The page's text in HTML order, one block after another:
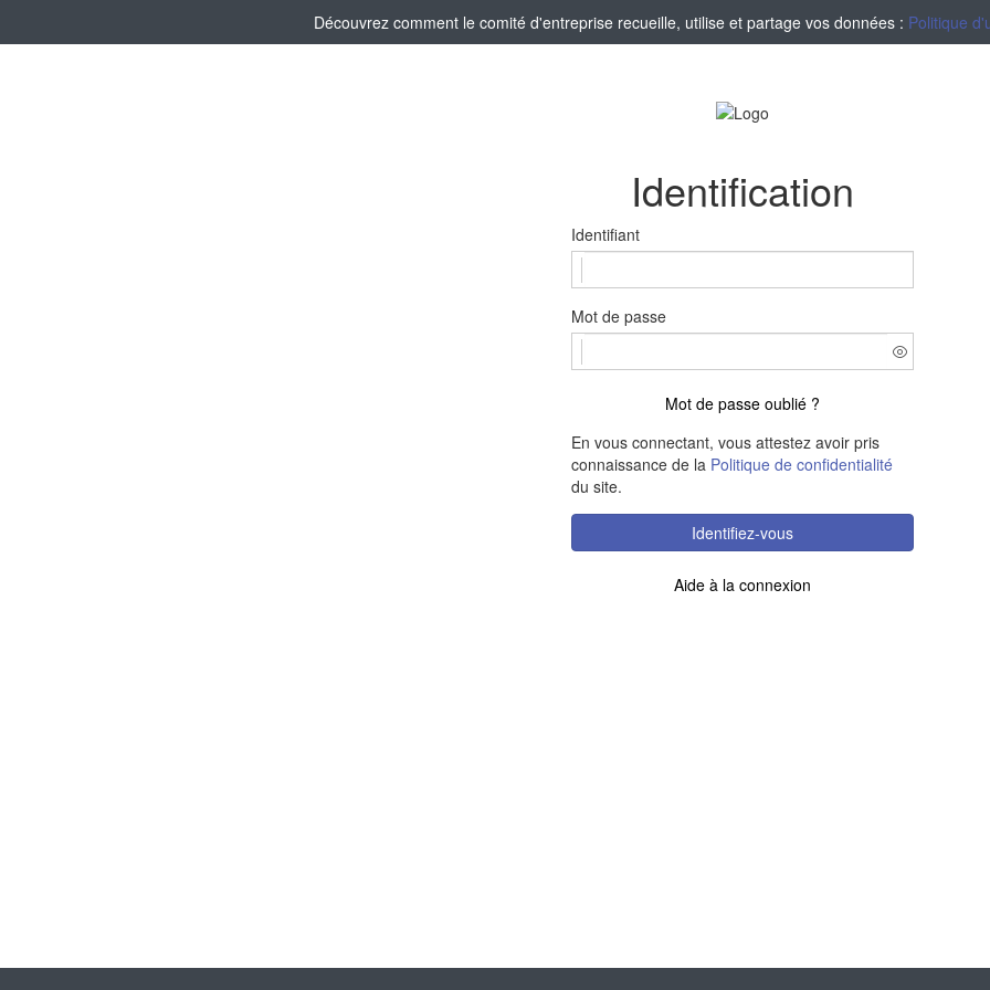
Découvrez comment le comité d'entreprise recueille, utilise et partage vos données : Politique
Identification
Identifiant
Mot de passe
Mot de passe oublié ?
En vous connectant, vous attestez avoir pris
connaissance de la Politique de confidentialité
du site.
Identifiez-vous
Aide à la connexion